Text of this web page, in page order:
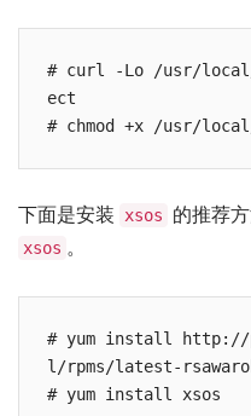
# curl -Lo /usr/
ect
# chmod +x /usr/
下面是安装 xsos 的推荐
xsos 。
# yum install http://
l/rpms/latest-
# yum install xsos